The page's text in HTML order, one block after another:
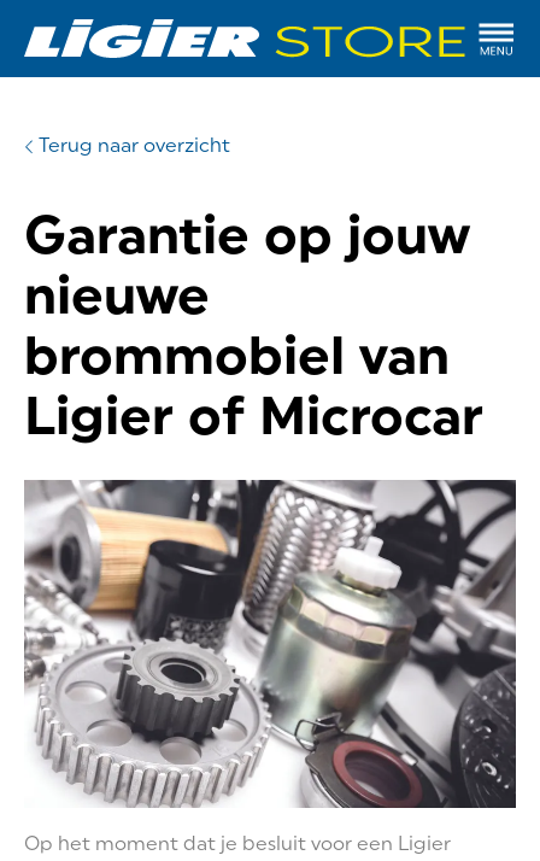
Terug naar overzicht
Garantie op jouw
nieuwe
brommobiel van
Ligier of Microcar
Op het moment dat je besluit voor een Ligier